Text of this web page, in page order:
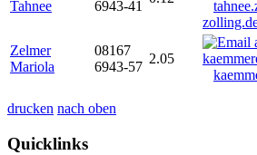
Tahnee
6943-41
Zelmer
Mariola
08167
6943-57
2.05
drucken nach oben
Quicklinks